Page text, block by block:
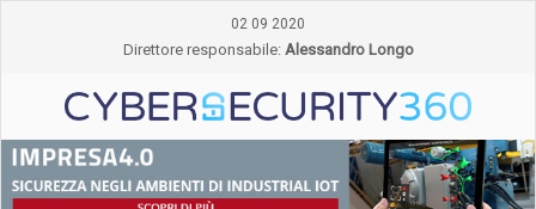
02 09 2020
Direttore responsabile: Alessandro Longo